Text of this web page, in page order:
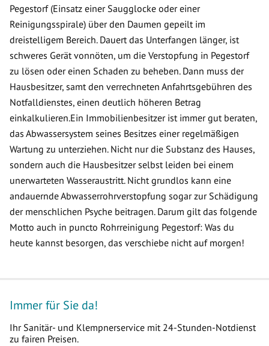
Pegestorf (Einsatz einer Saugglocke oder einer
Reinigungsspirale) über den Daumen gepeilt im
dreistelligem Bereich. Dauert das Unterfangen länger, ist
schweres Gerät vonnöten, um die Verstopfung in Pegestorf
zu lösen oder einen Schaden zu beheben. Dann muss der
Hausbesitzer, samt den verrechneten Anfahrtsgebühren des
Notfalldienstes, einen deutlich höheren Betrag
einkalkulieren.Ein Immobilienbesitzer ist immer gut beraten,
das Abwassersystem seines Besitzes einer regelmäßigen
Wartung zu unterziehen. Nicht nur die Substanz des Hauses,
sondern auch die Hausbesitzer selbst leiden bei einem
unerwarteten Wasseraustritt. Nicht grundlos kann eine
andauernde Abwasserrohrverstopfung sogar zur Schädigung
der menschlichen Psyche beitragen. Darum gilt das folgende
Motto auch in puncto Rohrreinigung Pegestorf: Was du
heute kannst besorgen, das verschiebe nicht auf morgen!
Immer für Sie da!
Ihr Sanitär- und Klempnerservice mit 24-Stunden-Notdienst
zu fairen Preisen.